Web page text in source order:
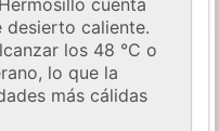
cuenta
desierto caliente.
los 48 °C o
lo que la
más cálidas